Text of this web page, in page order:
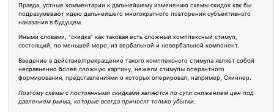
Правда, устные комментарии к дальнейшему изменению схемы скидок как бы
подразумевают идею дальнейшего многократного повторения субъективного
наказания в будущем.
Иными словами, "скидка" как таковая есть сложный комплексный стимул,
состоящий, по меньшей мере, из вербальной и невербальной компонент.
Введение в действие/прекращение такого комплексного стимула являет собой
несравненно более сложную картину, нежели стимулы оперантного
формирования, представлениями о которых оперировал, например, Скиннер.
Поэтому схемы с постоянными скидками являются по сути снижением цен под
давлением рынка, которые всегда приносят только убытки.